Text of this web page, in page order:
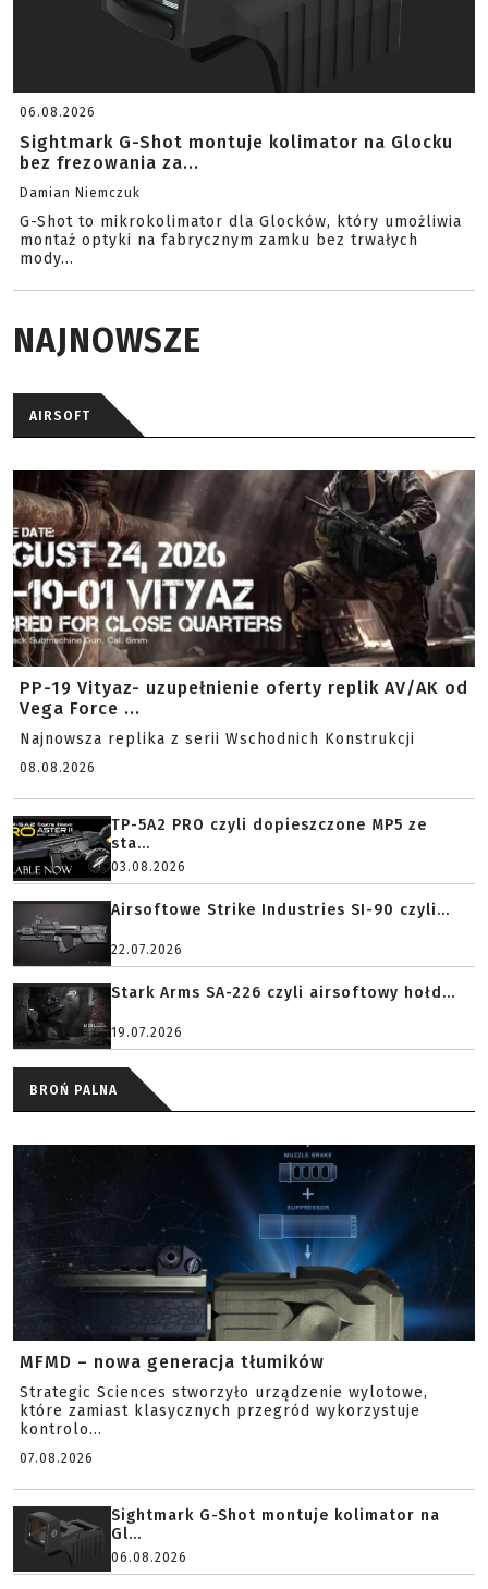
06.08.2026
Sightmark G-Shot montuje kolimator na Glocku
bez frezowania za...
Damian Niemczuk
G-Shot to mikrokolimator dla Glocków, który umożliwia
montaż optyki na fabrycznym zamku bez trwałych
mody...
NAJNOWSZE
AIRSOFT
PP-19 Vityaz- uzupełnienie oferty replik AV/AK od
Vega Force ...
Najnowsza replika z serii Wschodnich Konstrukcji
08.08.2026
TP-5A2 PRO czyli dopieszczone MP5 ze
sta...
03.08.2026
Airsoftowe Strike Industries SI-90 czyli...
22.07.2026
Stark Arms SA-226 czyli airsoftowy hołd...
19.07.2026
BROŃ PALNA
MFMD – nowa generacja tłumików
Strategic Sciences stworzyło urządzenie wylotowe,
które zamiast klasycznych przegród wykorzystuje
kontrolo...
07.08.2026
Sightmark G-Shot montuje kolimator na
Gl...
06.08.2026